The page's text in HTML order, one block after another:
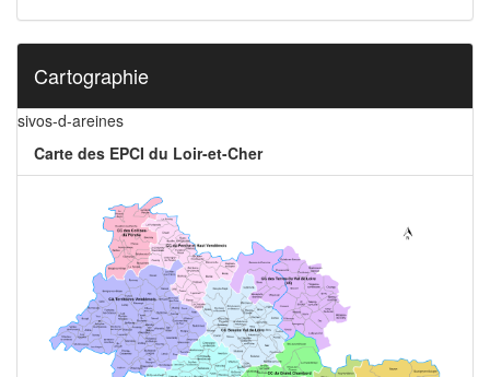
Cartographie
sivos-d-areines
Carte des EPCI du Loir-et-Cher